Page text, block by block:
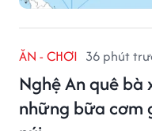
ĂN - CHƠI 36 phút
Nghệ An quê bà
những bữa cơm